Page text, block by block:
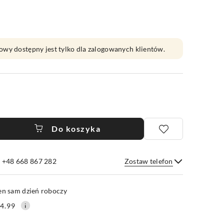
dostępny jest tylko dla zalogowanych klientów.
Do koszyka
668 867 282 Zostaw telefon
Wyślij
sam dzień roboczy